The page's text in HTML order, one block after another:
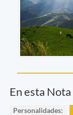
En esta Nota
Personalidades: